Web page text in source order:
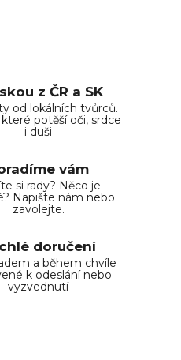
z ČR a SK
od lokálních tvůrců.
které potěší oči, srdce
i duši
vám
si rady? Něco je
Napište nám nebo
zavolejte.
doručení
a během chvíle
k odeslání nebo
vyzvednutí